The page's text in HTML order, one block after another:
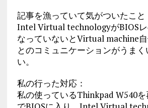
記事を漁っていて気がついたこと
Intel Virtual technologyがBIOS
なっていないとVirtual machine
とのコミュニケーションがうま
い。
私の行った対応：
私の使っているThinkpad W540